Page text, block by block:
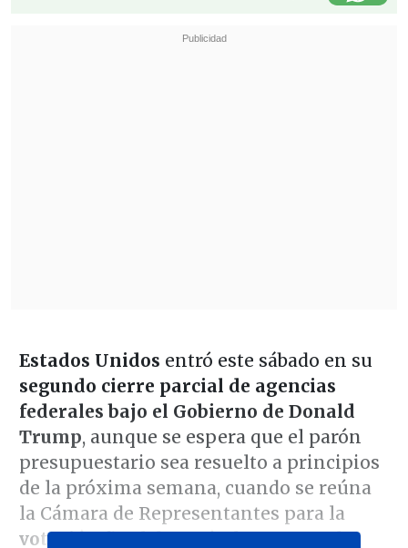
Estados Unidos entró este sábado en su
segundo cierre parcial de agencias
federales bajo el Gobierno de Donald
Trump, aunque se espera que el parón
presupuestario sea resuelto a principios
de la próxima semana, cuando se reúna
la Cámara de Representantes para la
votación finaldespués de un acuerdo